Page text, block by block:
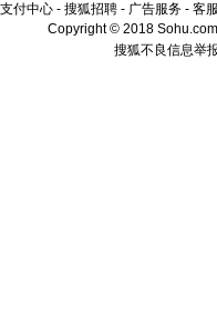
支付中心 - 搜狐招聘 - 广告服务 - 客
Copyright © 2018
搜狐不良信息举